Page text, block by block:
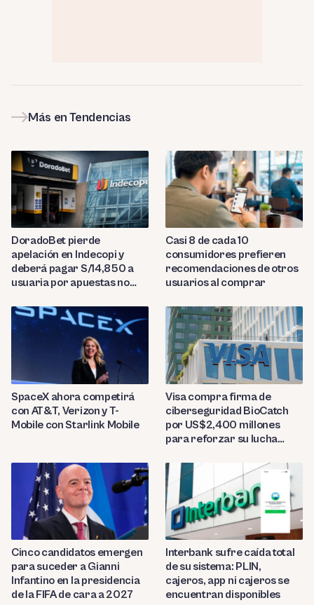
Más en Tendencias
DoradoBet pierde
apelación en Indecopi y
deberá pagar S/14,850 a
usuaria por apuestas no
Casi 8 de cada 10
consumidores prefieren
recomendaciones de otros
usuarios al comprar
SpaceX ahora competirá
con AT&T, Verizon y T-
Mobile con Starlink Mobile
Visa compra firma de
ciberseguridad BioCatch
por US$2,400 millones
para reforzar su lucha
Cinco candidatos emergen
para suceder a Gianni
Infantino en la presidencia
de la FIFA de cara a 2027
Interbank sufre caída total
de su sistema: PLIN,
cajeros, app ni cajeros se
encuentran disponibles